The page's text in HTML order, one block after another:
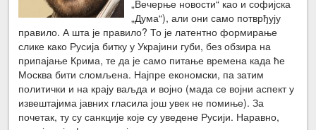
„Вечерње новости“ као и софијска
„Дума“), али они само потврђују
правило. А шта је правило? То је латентно формирање
слике како Русија битку у Украјини губи, без обзира на
припајање Крима, те да је само питање времена када ће
Москва бити сломљена. Најпре економски, па затим
политички и на крају ваљда и војно (мада се војни аспект у
извештајима јавних гласила још увек не помиње). За
почетак, ту су санкције које су уведене Русији. Наравно,